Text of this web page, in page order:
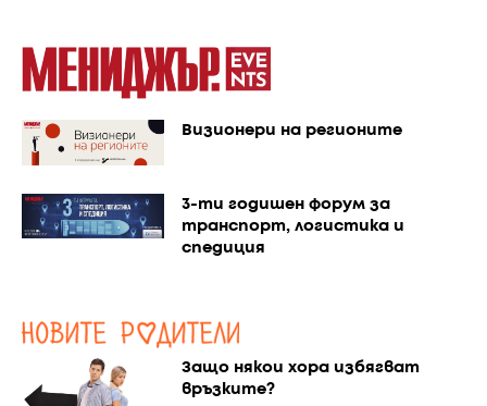
Визионери на регионите
3-ти годишен форум за
транспорт, логистика и
спедиция
Защо някои хора избягват
връзките?